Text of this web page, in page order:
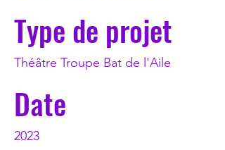
Type de projet
Théâtre Troupe Bat de l'Aile
Date
2023